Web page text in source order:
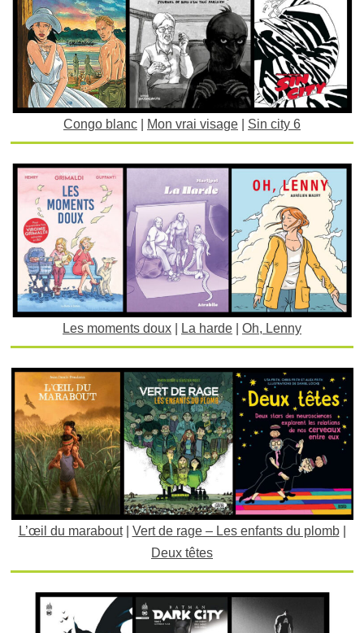
Congo blanc Mon vrai visage Sin city 6
Les moments doux La harde Oh, Lenny
L’œil du marabout| Vert de rage – Les enfants du plomb|
Deux têtes